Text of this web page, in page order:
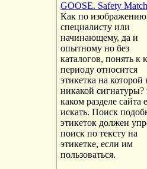
GOOSE. Safety
Как по
специалисту или
начинающему, да и
опытному но без
каталогов, понять к
периоду относится
этикетка на которой
никакой сигнатуры?
каком разделе сайта
искать. Поиск
этикеток должен
поиск по тексту на
этикетке, если им
пользоваться.